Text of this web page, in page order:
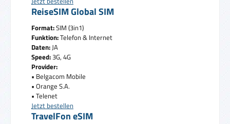
ReiseSIM Global SIM
Format:SIM (3in1)
Funktion:Telefon & Internet
Daten:JA
Speed:3G, 4G
Provider:
• Belgacom Mobile
• Orange S.A.
• Telenet
Jetzt bestellen
TravelFon eSIM